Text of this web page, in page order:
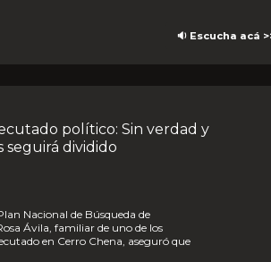
🔉 Escucha acá
seguirá dividido
Ávila, familiar de uno de los
en Cerro Chena, aseguró que